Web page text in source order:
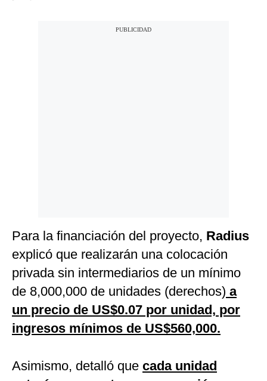
Para la financiación del proyecto, Radius
explicó que realizarán una colocación
privada sin intermediarios de un mínimo
de 8,000,000 de unidades (derechos) a
un precio de US$0.07 por unidad, por
ingresos mínimos de US$560,000.
Asimismo, detalló que cada unidad